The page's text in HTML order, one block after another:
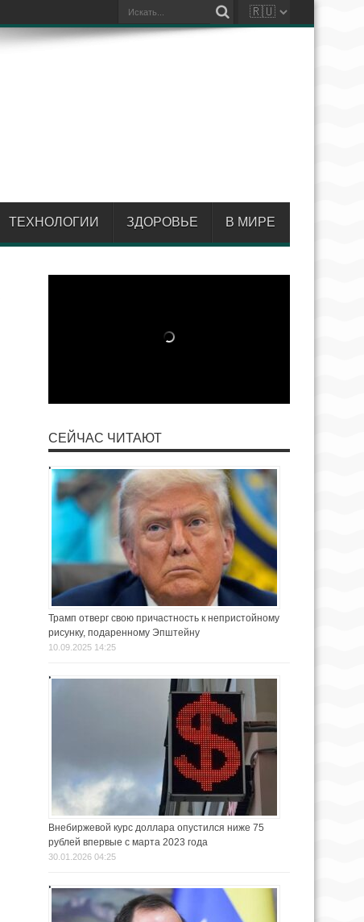
ТЕХНОЛОГИИ ЗДОРОВЬЕ В МИРЕ
СЕЙЧАС ЧИТАЮТ
Трамп отверг свою причастность к непристойному
рисунку, подаренному Эпштейну
10.09.2025 14:25
Внебиржевой курс доллара опустился ниже 75
рублей впервые с марта 2023 года
30.01.2026 04:25